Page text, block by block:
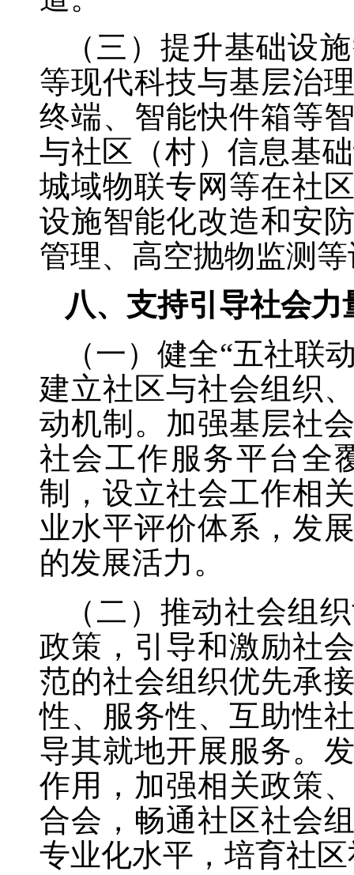
（三）提升基础设
等现代科技与基层治
终端、智能快件箱等
与社区（村）信息基
城域物联专网等在社
设施智能化改造和安
管理、高空抛物监测
八、支持引导社会
（一）健全“五社联
建立社区与社会组织
动机制。加强基层社
社会工作服务平台全
制，设立社会工作相
业水平评价体系，发
的发展活力。
（二）推动社会组
政策，引导和激励社
范的社会组织优先承
性、服务性、互助性
导其就地开展服务。
作用，加强相关政策
合会，畅通社区社会
专业化水平，培育社